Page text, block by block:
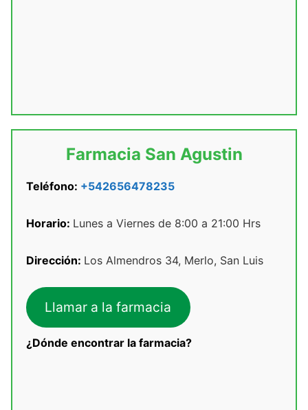
Farmacia San Agustin
Teléfono: +542656478235
Horario: Lunes a Viernes de 8:00 a 21:00 Hrs
Dirección: Los Almendros 34, Merlo, San Luis
Llamar a la farmacia
¿Dónde encontrar la farmacia?